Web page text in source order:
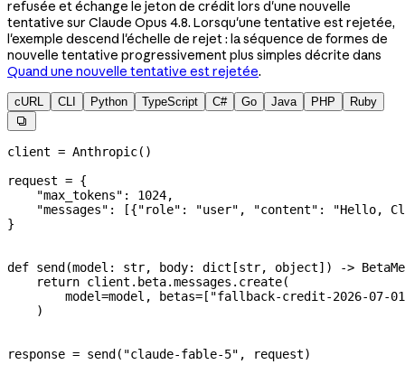
refusée et échange le jeton de crédit lors d'une nouvelle
tentative sur Claude Opus 4.8. Lorsqu'une tentative est rejetée,
l'exemple descend l'échelle de rejet : la séquence de formes de
nouvelle tentative progressivement plus simples décrite dans
Quand une nouvelle tentative est rejetée.
cURL CLI Python TypeScript C# Go Java PHP Ruby

client = Anthropic()
request = {
    "max_tokens"
: 1024,
    "messages"
: [{"role" : "user" , "content" :
"Hello,
}
def send(model : str, body: dict[str, object]) ->
    return
client.beta.messages.create(
        model
=model, betas=[ "fallback-credit-2026-07-
    )
response = send( "claude-fable-5" , request)